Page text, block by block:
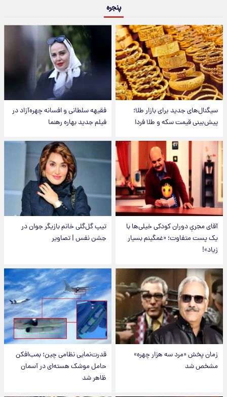
پنجره
سیگنال‌های جدید برای بازار طلا؛
پیش‌بینی قیمت سکه و طلا فردا
فقیهه سلطانی و افسانه چهره‌آزاد در
فیلم جدید بهاره رهنما
آقای مجریِ دوران کودکی خیلی‌ها با
یک پست متفاوت؛ «غمگینم بسیار
زیاد»!
تیپ گل‌گلی خانم بازیگر جوان در
جشن نفس | تصاویر
زمان پخش «مرد سه هزار چهره»
مشخص شد
قدرت‌نمایی نظامی چین؛ بمب‌افکن
حامل موشک هسته‌ای در آسمان
ظاهر شد